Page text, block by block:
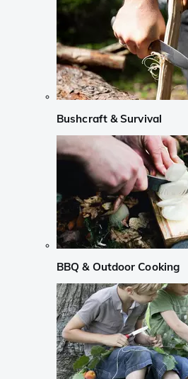
Bushcraft & Survival
BBQ & Outdoor Cooking